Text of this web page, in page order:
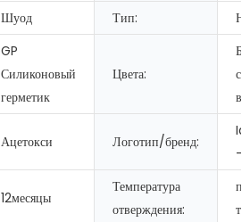
Шуод Тип:
GP
Силиконовый
герметик
Цвета:
Ацетокси Логотип/бренд:
-
12месяцы
Температура
отверждения: